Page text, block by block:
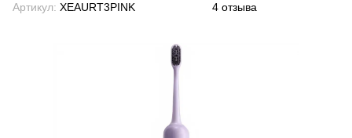
Артикул: XEAURT3PINK 4 отзыва